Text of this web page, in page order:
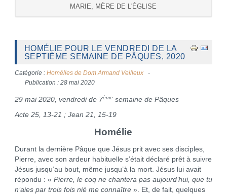
MARIE, MÈRE DE L'ÉGLISE
HOMÉLIE POUR LE VENDREDI DE LA
SEPTIÈME SEMAINE DE PÂQUES, 2020
Catégorie : Homélies de Dom Armand Veilleux
Publication : 28 mai 2020
29 mai 2020, vendredi de 7ème semaine de Pâques
Acte 25, 13-21 ; Jean 21, 15-19
Homélie
Durant la dernière Pâque que Jésus prit avec ses disciples,
Pierre, avec son ardeur habituelle s’était déclaré prêt à suivre
Jésus jusqu’au bout, même jusqu’à la mort. Jésus lui avait
répondu : « Pierre, le coq ne chantera pas aujourd’hui, que tu
n’aies par trois fois nié me connaître». Et, de fait, quelques